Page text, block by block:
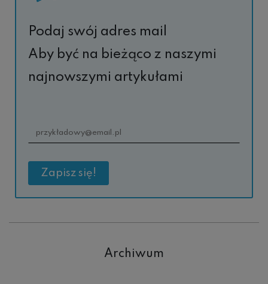
Podaj swój adres mail
Aby być na bieżąco z naszymi
najnowszymi artykułami
Archiwum
Archiwum